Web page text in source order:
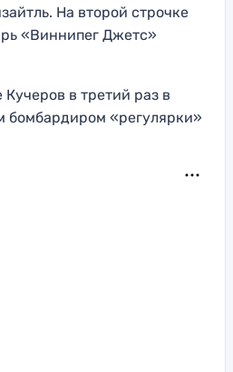
На второй строчке
«Виннипег Джетс»
в третий раз в
бомбардиром «регулярки»